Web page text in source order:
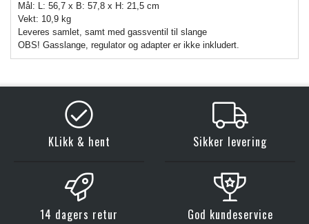
Mål: L: 56,7 x B: 57,8 x H: 21,5 cm
Vekt: 10,9 kg
Leveres samlet, samt med gassventil til slange
OBS! Gasslange, regulator og adapter er ikke inkludert.
KLikk & hent Sikker levering
14 dagers retur God kundeservice